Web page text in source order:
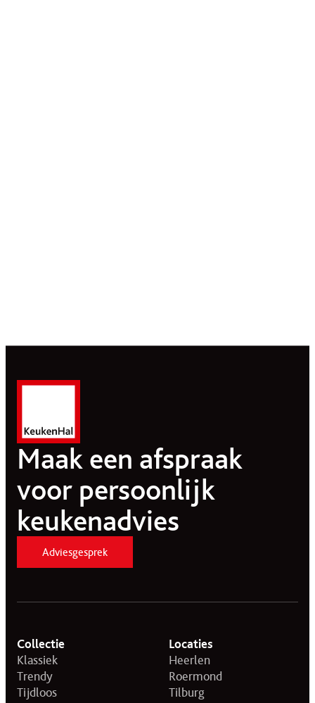
Maak een afspraak
voor persoonlijk
keukenadvies
Adviesgesprek
Collectie
Klassiek
Trendy
Tijdloos
Locaties
Heerlen
Roermond
Tilburg